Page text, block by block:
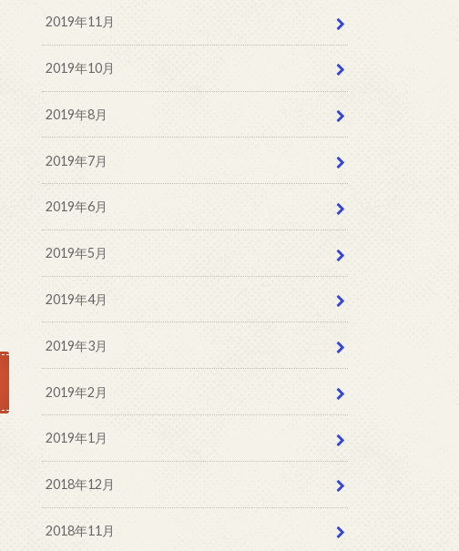
2019年11月
2019年10月
2019年8月
2019年7月
2019年6月
2019年5月
2019年4月
2019年3月
2019年2月
2019年1月
2018年12月
2018年11月